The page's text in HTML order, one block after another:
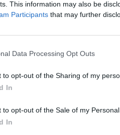
This information may also be
Participants that may further
Data Processing Opt Outs
to opt-out of the Sharing of my
In
to opt-out of the Sale of my
In
eheti ÖT
listáról. A Fidesz, a
a teljesítmény nélküli
turbulencia felszínre hozta